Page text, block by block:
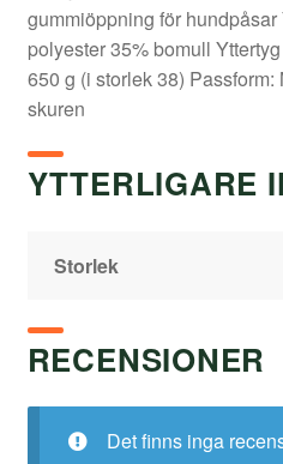
gummiöppning för
polyester 35% bomull
650 g (i storlek 38)
skuren
YTTERLIGARE
Storlek
RECENSIONER
Det finns inga